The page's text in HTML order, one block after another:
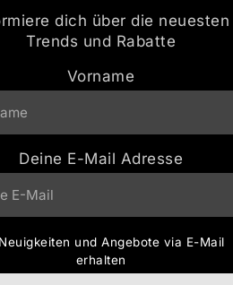
dich über die neuesten
Trends und Rabatte
Vorname
Deine E-Mail Adresse
Neuigkeiten und Angebote via E-Mail
erhalten